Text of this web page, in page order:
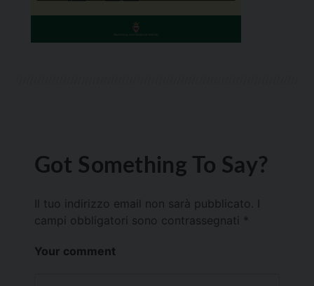
Got Something To Say?
Il tuo indirizzo email non sarà pubblicato.
campi obbligatori sono contrassegnati *
Your comment